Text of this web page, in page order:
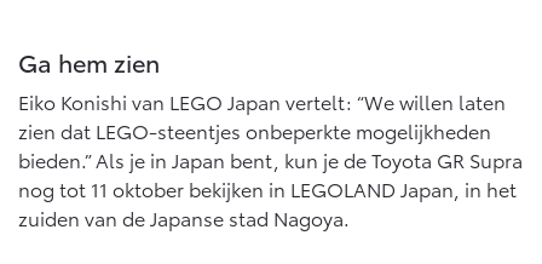
Proace (excl. BTW)
ELEKTRISCH
Proace Verso
BATTERIJ-ELEKTRISCH
Ga hem zien
Eiko Konishi van LEGO Japan vertelt: “We willen laten
zien dat LEGO-steentjes onbeperkte mogelijkheden
bieden.” Als je in Japan bent, kun je de Toyota GR Supra
nog tot 11 oktober bekijken in LEGOLAND Japan, in het
zuiden van de Japanse stad Nagoya.